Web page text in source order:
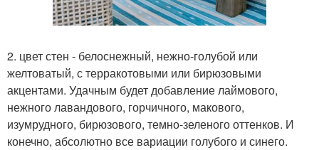
2. цвет стен - белоснежный, нежно-голубой или
желтоватый, с терракотовыми или бирюзовыми
акцентами. Удачным будет добавление лаймового,
нежного лавандового, горчичного, макового,
изумрудного, бирюзового, темно-зеленого оттенков. И
конечно, абсолютно все вариации голубого и синего.